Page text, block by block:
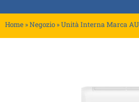
Home »Negozio »Unità Interna Marca